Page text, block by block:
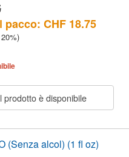
pacco: CHF 18.75
prodotto è disponibile
(Senza alcol) (1 fl oz)